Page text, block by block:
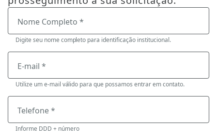
Nome Completo *
Digite seu nome completo para identificação institucional.
E-mail *
Utilize um e-mail válido para que possamos entrar em contato.
Telefone *
Informe DDD + número